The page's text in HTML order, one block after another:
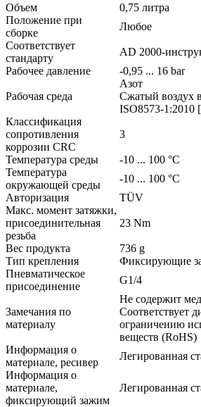
Объем
0,75 литра
Положение при
сборке
Любое
Соответствует
стандарту
AD 2000-
Рабочее давление
-0,95 ... 16 bar
Рабочая среда
Азот
Сжатый воздух
ISO8573-1:2010
Классификация
сопротивления
коррозии CRC
3
Температура среды
-10 ... 100 °C
Температура
окружающей среды
-10 ... 100 °C
Авторизация
TÜV
Mакс. момент затяжки,
присоединительная
резьба
23 Nm
Вес продукта
736 g
Тип крепления
Фиксирующие
Пневматическое
присоединение
G1/4
Замечания по
материалу
Не содержит
Соответствует
ограничению
веществ (RoHS)
Информация о
материале, ресивер
Легированная
Информация о
материале,
фиксирующий зажим
Легированная